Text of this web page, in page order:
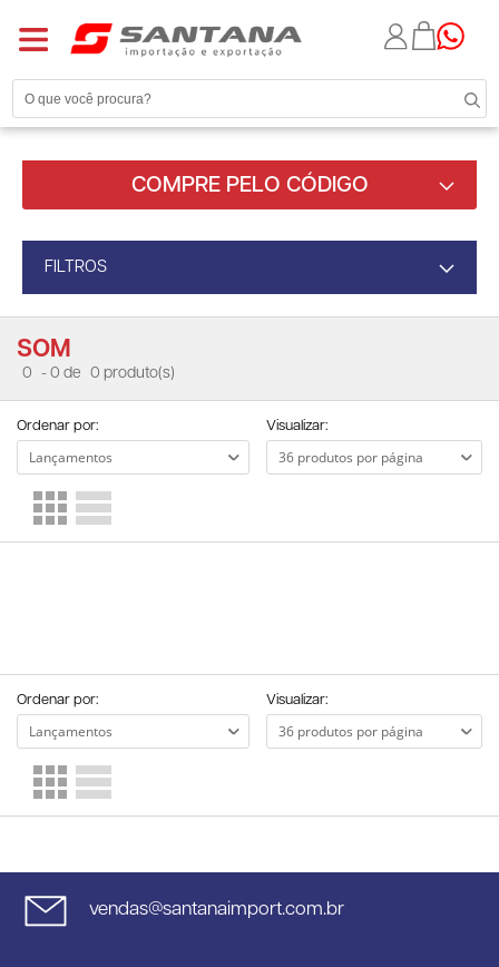
COMPRE PELO CÓDIGO
FILTROS
SOM
0 - 0 de 0 produto(s)
Ordenar por: Visualizar:
Ordenar por: Visualizar:
vendas@santanaimport.com.br